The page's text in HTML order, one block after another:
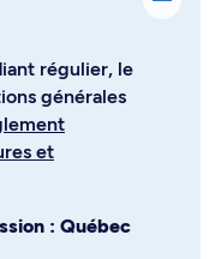
régulier, le
générales
et
: Québec